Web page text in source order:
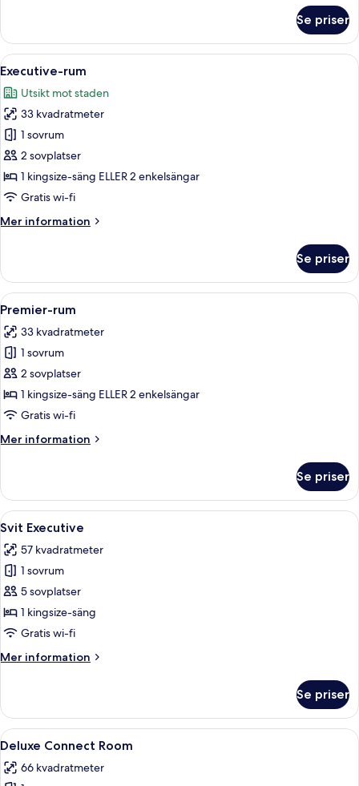
rum
Se priser
Öppna
alla
foton
för
Executive-
rum
Ett hotellrum med en stor säng, ett
11
Executive-rum
Utsikt mot staden
33 kvadratmeter
1 sovrum
2 sovplatser
1 kingsize-säng ELLER 2 enkelsängar
Gratis wi-fi
Mer information
Mer
rum
Se priser
Öppna
alla
foton
för
Premier-
rum
Ett hotellrum med två sängar, ett
7
Premier-rum
33 kvadratmeter
1 sovrum
2 sovplatser
1 kingsize-säng ELLER 2 enkelsängar
Gratis wi-fi
Mer information
Mer
rum
Se priser
Öppna
alla
foton
för
Svit
Executive
Ett modernt hotellrum med en stor
8
Svit Executive
57 kvadratmeter
1 sovrum
5 sovplatser
1 kingsize-säng
Gratis wi-fi
Mer information
Mer
Executive
Se priser
Öppna
alla
foton
Ett modernt hotellrum med en stor
5
Deluxe Connect Room
66 kvadratmeter